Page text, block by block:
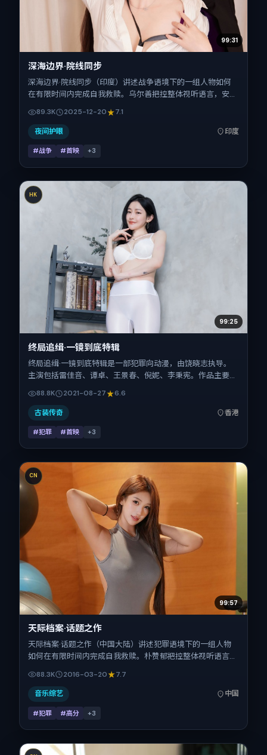
99:31
深海边界·院线同步
深海边界·院线同步（印度）讲述战争语境下的一组人物如何
在有限时间内完成自我救赎。乌尔善把控整体视听语言，安藤
2025-12-20 起陆续登陆院线与网络平台，贺岁档前后公映，
片长175分钟。
89.3K 2025-12-20 7.1
夜间护眼 印度
#战争 #首映 +3
HK
99:25
终局追缉·一镜到底特辑
终局追缉·一镜到底特辑是一部犯罪向动漫，由饶晓志执导。
主演包括雷佳音、谭卓、王景春、倪妮、李秉宪。作品主要在
2021-08-27，正片时长102分钟。
88.8K 2021-08-27 6.6
古装传奇 香港
#犯罪 #首映 +3
CN
99:57
天际档案·话题之作
天际档案·话题之作（中国大陆）讲述犯罪语境下的一组人物
如何在有限时间内完成自我救赎。朴赞郁把控整体视听语言，
刘德华、赞达亚、刘昊然、张子枫、瑛太、杨幂的表演层次丰
富。影片定于 2016-03-20 起陆续登陆院线与网络平台，春
节档前后公映，片长150分钟。
88.3K 2016-03-20 7.7
音乐综艺 中国
#犯罪 #高分 +3